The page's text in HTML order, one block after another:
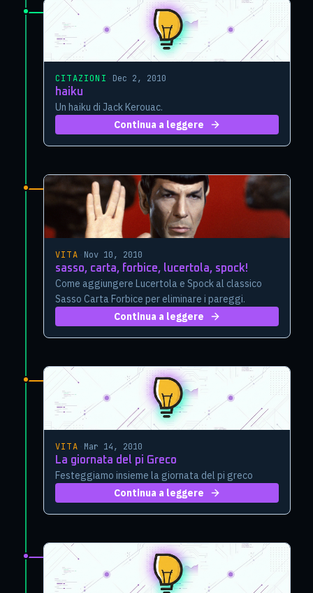
CITAZIONI
Dec 2, 2010
haiku
Un haiku di Jack Kerouac.
Continua a leggere
VITA
Nov 10, 2010
sasso, carta, forbice, lucertola, spock!
Come aggiungere Lucertola e Spock al classico
Sasso Carta Forbice per eliminare i pareggi.
Continua a leggere
VITA
Mar 14, 2010
La giornata del pi Greco
Festeggiamo insieme la giornata del pi greco
Continua a leggere